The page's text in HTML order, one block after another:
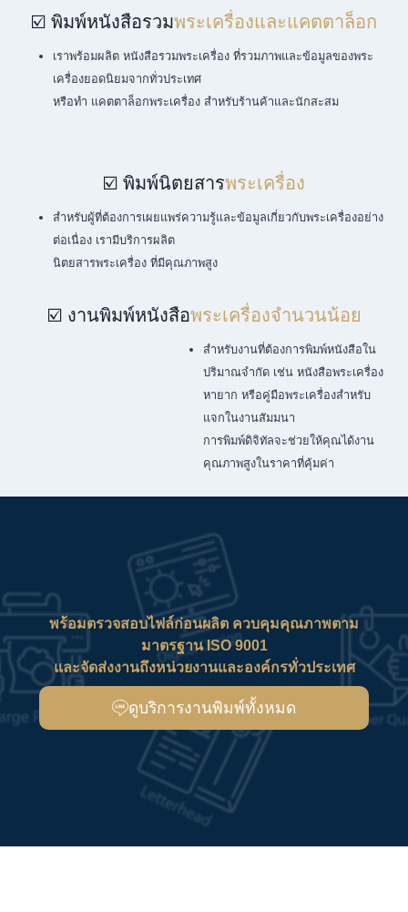
☑️ พิมพ์หนังสือรวมพระเครื่องและแคตตาล็อก
เราพร้อมผลิต หนังสือรวมพระเครื่อง ที่รวมภาพและข้อมูลของพระ
เครื่องยอดนิยมจากทั่วประเทศ
หรือทำ แคตตาล็อกพระเครื่อง สำหรับร้านค้าและนักสะสม
☑️ พิมพ์นิตยสารพระเครื่อง
สำหรับผู้ที่ต้องการเผยแพร่ความรู้และข้อมูลเกี่ยวกับพระเครื่องอย่าง
ต่อเนื่อง เรามีบริการผลิต
นิตยสารพระเครื่อง ที่มีคุณภาพสูง
☑️ งานพิมพ์หนังสือพระเครื่องจำนวนน้อย
สำหรับงานที่ต้องการพิมพ์หนังสือใน
ปริมาณจำกัด เช่น หนังสือพระเครื่อง
หายาก หรือคู่มือพระเครื่องสำหรับ
แจกในงานสัมมนา
การพิมพ์ดิจิทัลจะช่วยให้คุณได้งาน
คุณภาพสูงในราคาที่คุ้มค่า
พร้อมตรวจสอบไฟล์ก่อนผลิต ควบคุมคุณภาพตาม
มาตรฐาน ISO 9001
และจัดส่งงานถึงหน่วยงานและองค์กรทั่วประเทศ
ดูบริการงานพิมพ์ทั้งหมด